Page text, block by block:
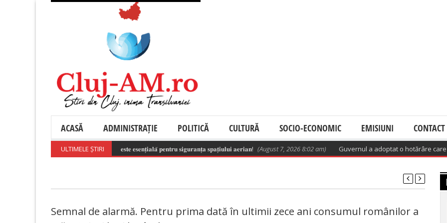
ACASĂ ADMINISTRAȚIE POLITICĂ CULTURĂ SOCIO-ECONOMIC EMISIUNI CONTACT
ULTIMELE ȘTIRI
𝐔𝐭𝐢𝐥𝐢𝐳𝐚𝐫𝐞𝐚 𝐫𝐞𝐬𝐩𝐨𝐧𝐬𝐚𝐛𝐢𝐥𝐚̆ 𝐚 𝐝𝐫𝐨𝐧𝐞𝐥𝐨𝐫 𝐞𝐬𝐭𝐞 𝐞𝐬𝐞𝐧𝐭̦𝐢𝐚𝐥𝐚̆ 𝐩𝐞𝐧𝐭𝐫𝐮 𝐬𝐢𝐠𝐮𝐫𝐚𝐧𝐭̦𝐚 𝐬𝐩𝐚𝐭̦𝐢𝐮𝐥𝐮𝐢 𝐚𝐞𝐫𝐢𝐚𝐧! (August 7, 2026 8:02 am) Guvernul a adoptat o hotărâre care
Semnal de alarmă. Pentru prima dată în ultimii zece ani consumul românilor a